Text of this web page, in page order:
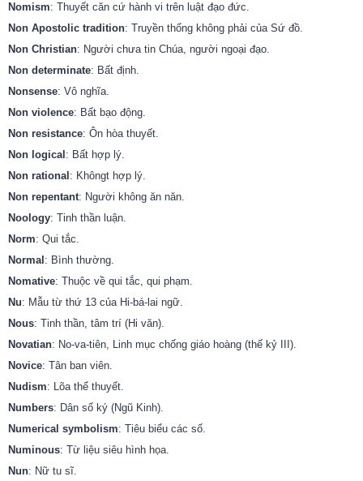
Nomism: Thuyết căn cứ hành vi trên luật đạo đức.
Non Apostolic tradition: Truyền thống không phải của Sứ đồ.
Non Christian: Người chưa tin Chúa, người ngoại đạo.
Non determinate: Bất định.
Nonsense: Vô nghĩa.
Non violence: Bất bạo động.
Non resistance: Ôn hòa thuyết.
Non logical : Bất hợp lý.
Non rational : Khôngt hợp lý.
Non repentant: Người không ăn năn.
Noology: Tinh thần luận.
Norm: Qui tắc.
Normal : Bình thường.
Nomative: Thuộc về qui tắc, qui phạm.
Nu: Mẫu từ thứ 13 của Hi-bá-lai ngữ.
Nous: Tinh thần, tâm trí (Hi văn).
Novatian: No-va-tiên, Linh mục chống giáo hoàng (thế kỷ III).
Novice: Tân ban viên.
Nudism: Lõa thể thuyết.
Numbers: Dân số ký (Ngũ Kinh).
Numerical symbolism: Tiêu biểu các số.
Numinous: Từ liệu siêu hình họa.
Nun: Nữ tu sĩ.